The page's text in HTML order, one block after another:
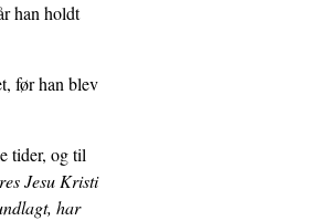
han holdt
før han blev
tider, og til
Jesu Kristi
har